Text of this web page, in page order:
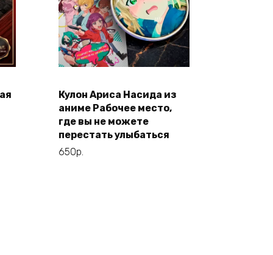
В корзину
Кулон Ариса Насида из
аниме Рабочее место,
где вы не можете
перестать улыбаться
650р.